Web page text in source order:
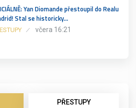
Yan Diomande přestoupil do Realu
Stal se historicky…
včera 16:21
PŘESTUPY